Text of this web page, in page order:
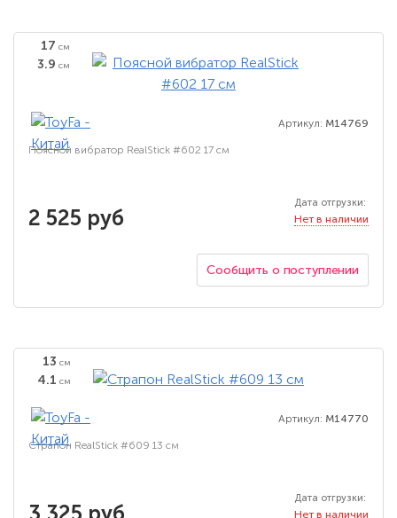
17 см
3.9 см
Артикул: M14769
Поясной вибратор RealStick #602 17 см
2 525 руб
Дата отгрузки:
Нет в наличии
Сообщить о поступлении
13 см
4.1 см
Артикул: M14770
Страпон RealStick #609 13 см
Дата отгрузки:
Нет в наличии